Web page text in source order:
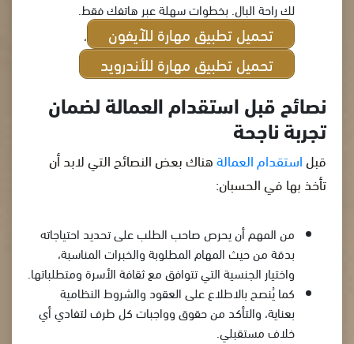
لك راحة البال. بخطوات سهلة عبر هاتفك فقط.
تحميل تطبيق مهارة للآيفون ،
تحميل تطبيق مهارة للأندرويد
نصائح قبل استقدام العمالة لضمان
تجربة ناجحة
قبلاستقدام العمالةهناك بعض النصائح التي لابد أن
تأخذ بها في الحسبان:
من المهم أن يحرص صاحب الطلب على تحديد احتياجاته
بدقة من حيث المهام المطلوبة والخبرات المناسبة،
واختيار الجنسية التي تتوافق مع ثقافة الأسرة ومتطلباتها.
كما يُنصح بالاطلاع على العقود والشروط النظامية
بعناية، والتأكد من حقوق وواجبات كل طرف لتفادي أي
خلاف مستقبلي.